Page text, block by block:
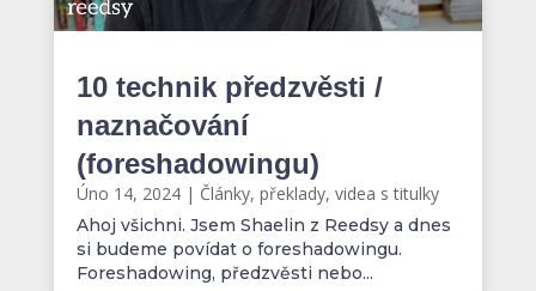
10 technik předzvěsti /
naznačování
(foreshadowingu)
Úno 14, 2024| Články, překlady, videa s titulky
Ahoj všichni. Jsem Shaelin z Reedsy a dnes
si budeme povídat o foreshadowingu.
Foreshadowing, předzvěsti nebo...